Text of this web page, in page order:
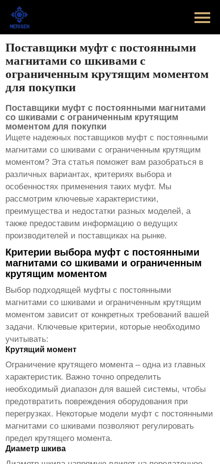
Главная
Новости
Случаи
Оборудование завода
Контакты
О Нас
Поставщики муфт с постоянными
магнитами со шкивами с
ограниченным крутящим моментом
для покупки
Поставщики муфт с постоянными магнитами
со шкивами с ограниченным крутящим
моментом для покупки
Ищете надежных поставщиков муфт с постоянными
магнитами со шкивами с ограниченным крутящим
моментом? Эта статья поможет вам разобраться в
различных вариантах, критериях выбора и
особенностях применения таких муфт. Мы
рассмотрим ключевые характеристики,
преимущества и недостатки разных моделей, а
также предоставим информацию о ведущих
производителей и поставщиках на рынке.
Критерии выбора муфт с постоянными
магнитами со шкивами и ограниченным
крутящим моментом
Выбор подходящей муфты с постоянными
магнитами со шкивами и ограниченным крутящим
моментом зависит от конкретных требований вашей
задачи. Ключевые критерии, которые необходимо
учитывать:
Крутящий момент
Ограничение крутящего момента – одна из главных
характеристик. Важно точно определить
необходимый диапазон для вашей системы, чтобы
предотвратить повреждения оборудования при
перегрузках. Некоторые модели муфт с постоянными
магнитами со шкивами позволяют регулировать
предел крутящего момента.
Диаметр шкива